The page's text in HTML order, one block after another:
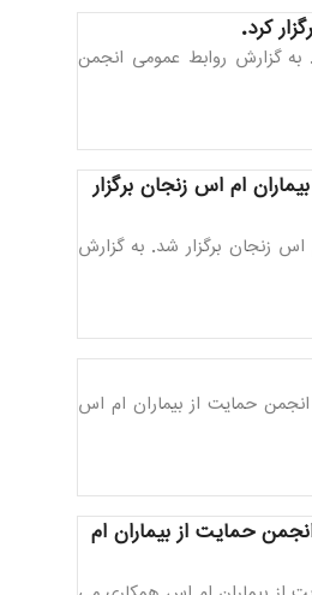
کرد.
به گزارش روابط عمومی انجمن
ام اس زنجان برگزار
زنجان برگزار شد. به گزارش
حمایت از بیماران ام اس
حمایت از بیماران ام